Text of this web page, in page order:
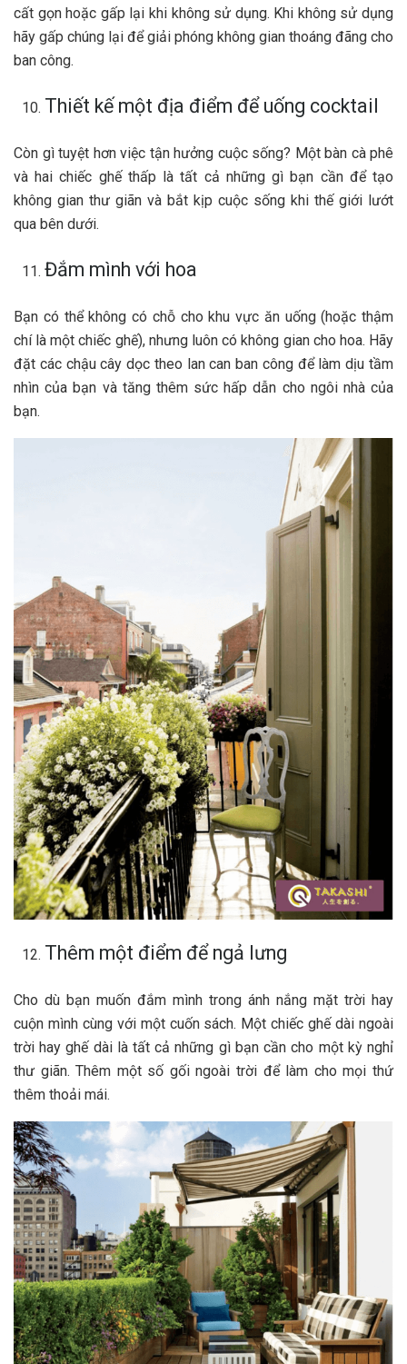
cất gọn hoặc gấp lại khi không sử dụng. Khi không sử dụng
hãy gấp chúng lại để giải phóng không gian thoáng đãng cho
ban công.
Thiết kế một địa điểm để uống cocktail
Còn gì tuyệt hơn việc tận hưởng cuộc sống? Một bàn cà phê
và hai chiếc ghế thấp là tất cả những gì bạn cần để tạo
không gian thư giãn và bắt kịp cuộc sống khi thế giới lướt
qua bên dưới.
Đắm mình với hoa
Bạn có thể không có chỗ cho khu vực ăn uống (hoặc thậm
chí là một chiếc ghế), nhưng luôn có không gian cho hoa. Hãy
đặt các chậu cây dọc theo lan can ban công để làm dịu tầm
nhìn của bạn và tăng thêm sức hấp dẫn cho ngôi nhà của
bạn.
Thêm một điểm để ngả lưng
Cho dù bạn muốn đắm mình trong ánh nắng mặt trời hay
cuộn mình cùng với một cuốn sách. Một chiếc ghế dài ngoài
trời hay ghế dài là tất cả những gì bạn cần cho một kỳ nghỉ
thư giãn. Thêm một số gối ngoài trời để làm cho mọi thứ
thêm thoải mái.